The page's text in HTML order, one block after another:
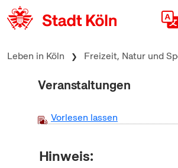
zum Inhalt springen
Leben in Köln Freizeit, Natur und
Veranstaltungen
Vorlesen lassen
Hinweis: